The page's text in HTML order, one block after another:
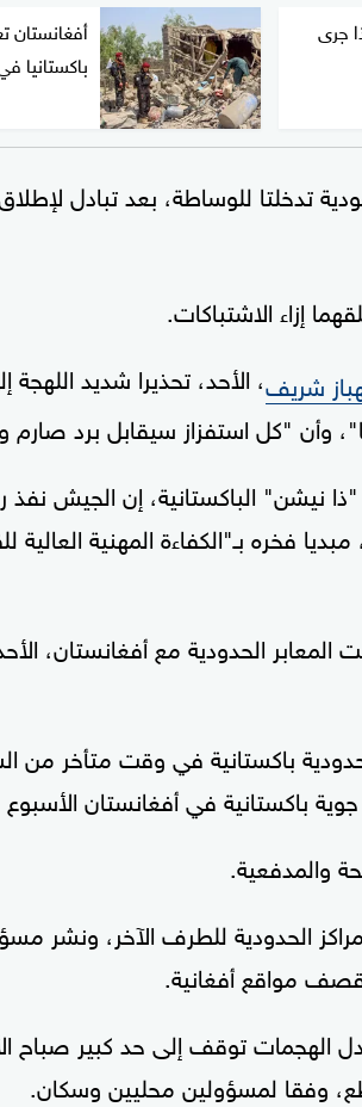
جرى
باكستانيا
تدخلتا للوساطة، بعد تبادل
إزاء الاشتباكات.
شريف، الأحد، تحذيرا شديد اللهجة
وأن "كل استفزاز سيقابل برد
الباكستانية، إن الجيش نفذ
فخره بـ"الكفاءة المهنية العالية
الحدودية مع أفغانستان،
باكستانية في وقت متأخر من
جوية باكستانية في أفغانستان
والمدفعية.
الحدودية للطرف الآخر، ونشر
قصف مواقع أفغانية.
الهجمات توقف إلى حد كبير صباح
وفقا لمسؤولين محليين وسكان.